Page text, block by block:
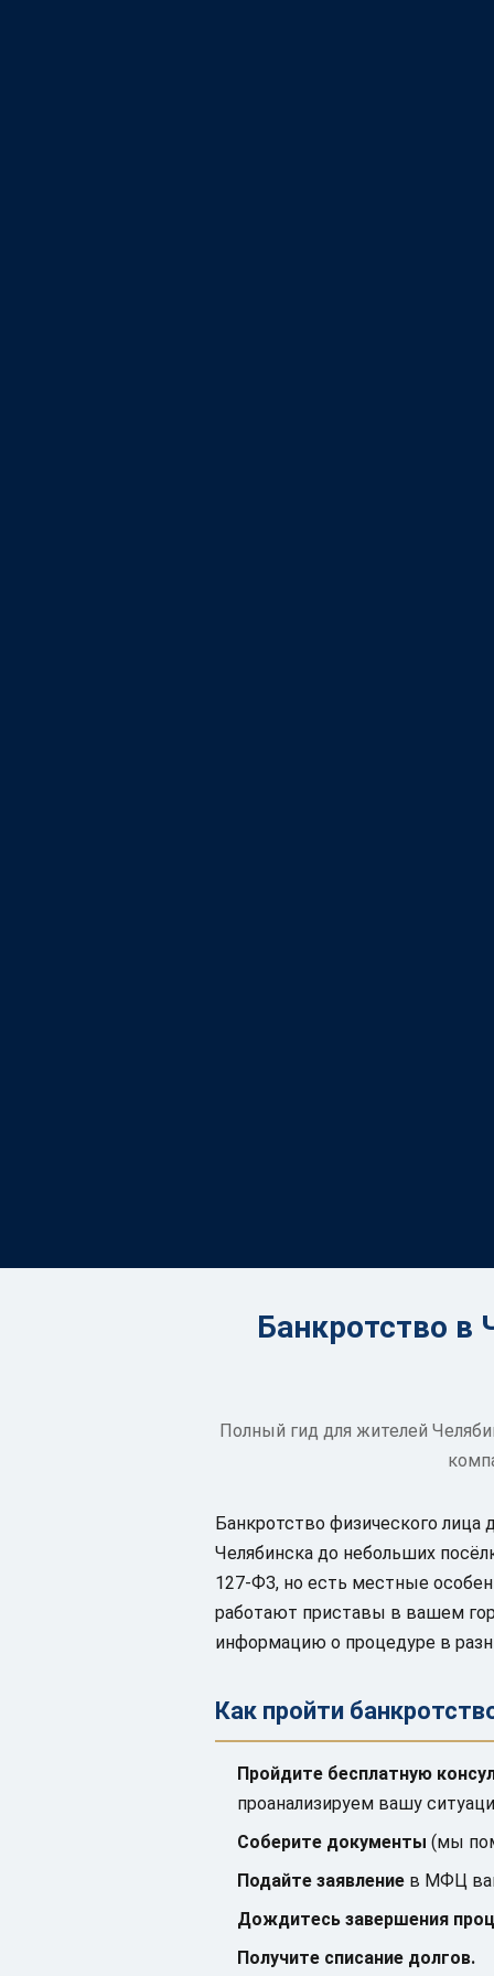
Банкротство в
Полный гид для жителей
Банкротство физического лица
Челябинска до небольших
127-ФЗ, но есть местные
работают приставы в вашем
информацию о процедуре в
Как пройти
Пройдите бесплатную
проанализируем вашу
Соберите документы (мы
Подайте заявление в МФЦ
Дождитесь завершения
Получите списание долгов.